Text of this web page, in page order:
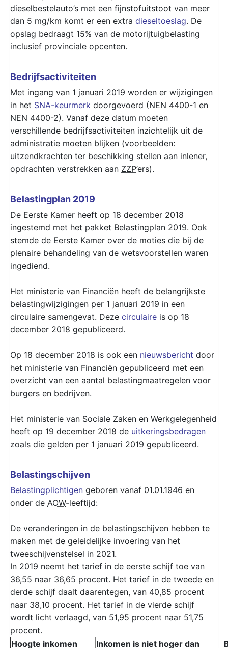
dieselbestelauto’s met een fijnstofuitstoot van meer
dan 5 mg/km komt er een extra dieseltoeslag. De
opslag bedraagt 15% van de motorijtuigbelasting
inclusief provinciale opcenten.
Bedrijfsactiviteiten
Met ingang van 1 januari 2019 worden er wijzigingen
in het SNA-keurmerk doorgevoerd (NEN 4400-1 en
NEN 4400-2). Vanaf deze datum moeten
verschillende bedrijfsactiviteiten inzichtelijk uit de
administratie moeten blijken (voorbeelden:
uitzendkrachten ter beschikking stellen aan inlener,
opdrachten verstrekken aan ZZP’ers).
Belastingplan 2019
De Eerste Kamer heeft op 18 december 2018
ingestemd met het pakket Belastingplan 2019. Ook
stemde de Eerste Kamer over de moties die bij de
plenaire behandeling van de wetsvoorstellen waren
ingediend.
Het ministerie van Financiën heeft de belangrijkste
belastingwijzigingen per 1 januari 2019 in een
circulaire samengevat. Deze circulaire is op 18
december 2018 gepubliceerd.
Op 18 december 2018 is ook een nieuwsbericht door
het ministerie van Financiën gepubliceerd met een
overzicht van een aantal belastingmaatregelen voor
burgers en bedrijven.
Het ministerie van Sociale Zaken en Werkgelegenheid
heeft op 19 december 2018 de uitkeringsbedragen
zoals die gelden per 1 januari 2019 gepubliceerd.
Belastingschijven
Belastingplichtigen geboren vanaf 01.01.1946 en
onder de AOW-leeftijd:
De veranderingen in de belastingschijven hebben te
maken met de geleidelijke invoering van het
tweeschijvenstelsel in 2021.
In 2019 neemt het tarief in de eerste schijf toe van
36,55 naar 36,65 procent. Het tarief in de tweede en
derde schijf daalt daarentegen, van 40,85 procent
naar 38,10 procent. Het tarief in de vierde schijf
wordt licht verlaagd, van 51,95 procent naar 51,75
procent.
Hoogte inkomen
Inkomen is niet hoger dan